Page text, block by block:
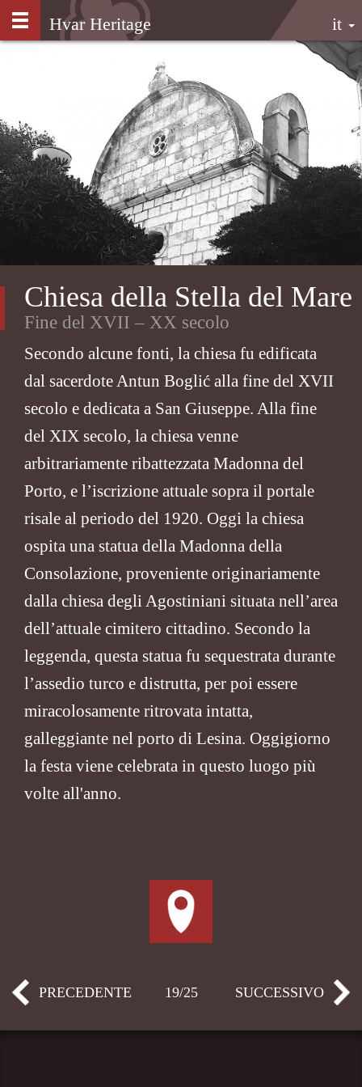
contenuto
Hvar Heritage it
Chiesa della Stella del Mare
Fine del XVII – XX secolo
Secondo alcune fonti, la chiesa fu edificata
dal sacerdote Antun Boglić alla fine del XVII
secolo e dedicata a San Giuseppe. Alla fine
del XIX secolo, la chiesa venne
arbitrariamente ribattezzata Madonna del
Porto, e l’iscrizione attuale sopra il portale
risale al periodo del 1920. Oggi la chiesa
ospita una statua della Madonna della
Consolazione, proveniente originariamente
dalla chiesa degli Agostiniani situata nell’area
dell’attuale cimitero cittadino. Secondo la
leggenda, questa statua fu sequestrata durante
l’assedio turco e distrutta, per poi essere
miracolosamente ritrovata intatta,
galleggiante nel porto di Lesina. Oggigiorno
la festa viene celebrata in questo luogo più
volte all'anno.
PRECEDENTE 19/25 SUCCESSIVO